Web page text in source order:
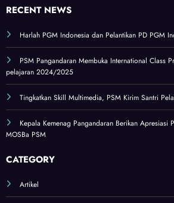
RECENT NEWS
Harlah PGM Indonesia dan Pelantikan PD PGM
PSM Pangandaran Membuka International Class
pelajaran 2024/2025
Tingkatkan Skill Multimedia, PSM Kirim Santri
Kepala Kemenag Pangandaran Berikan Apresiasi
MOSBa PSM
CATEGORY
Artikel